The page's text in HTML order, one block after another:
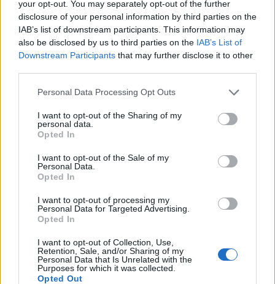
your opt-out. You may separately opt-out of the further
disclosure of your personal information by third parties on the
IAB’s list of downstream participants. This information may
also be disclosed by us to third parties on the IAB’s List of
Downstream Participants that may further disclose it to other
Personal Data Processing Opt Outs
I want to opt-out of the Sharing of my
personal data.
Opted In
I want to opt-out of the Sale of my
Personal Data.
Opted In
I want to opt-out of processing my
Personal Data for Targeted Advertising.
Opted In
I want to opt-out of Collection, Use,
Retention, Sale, and/or Sharing of my
Personal Data that Is Unrelated with the
Purposes for which it was collected.
Opted Out
sor." - mondta Zelenszkijm, majd hozzátette: Fokozatosan
haladunk előre a ballisztikus rakéták elleni rendszerek
európai gyártásának kérdésében, és egy antiballisztikus
koalíciót hozunk létre. Ezt érdemes megvalósítani, és most
közelebb vagyunk az eredményhez...
KEDVES OLVASÓNK!
A keresett cikk a portfolio.hu hírarchívumához
regisztrációhoz kötött.
Portfolio.hu teljes cikkarchívum
Kötéslisták: BÉT elmúlt 2 év napon belüli
Előfizetés